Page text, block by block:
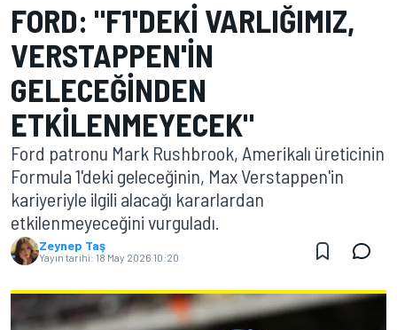
FORD: "F1'DEKI VARLIĞIMIZ,
VERSTAPPEN'IN
GELECEĞINDEN
ETKILENMEYECEK"
Ford patronu Mark Rushbrook, Amerikalı üreticinin
Formula 1'deki geleceğinin, Max Verstappen'in
kariyeriyle ilgili alacağı kararlardan
etkilenmeyeceğini vurguladı.
Zeynep Taş
Yayın tarihi: 18 May 2026 10:20